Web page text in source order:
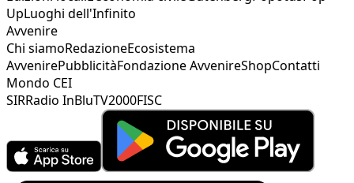
UpLuoghi dell'Infinito
Avvenire
Chi siamoRedazioneEcosistema
AvvenirePubblicitàFondazione AvvenireShopContatti
Mondo CEI
SIRRadio InBluTV2000FISC